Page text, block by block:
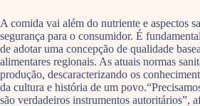
A comida vai além do nutriente e aspectos
segurança para o consumidor. É
de adotar uma concepção de qualidade
alimentares regionais. As atuais normas
produção, descaracterizando os
da cultura e história de um
são verdadeiros instrumentos autoritários”,